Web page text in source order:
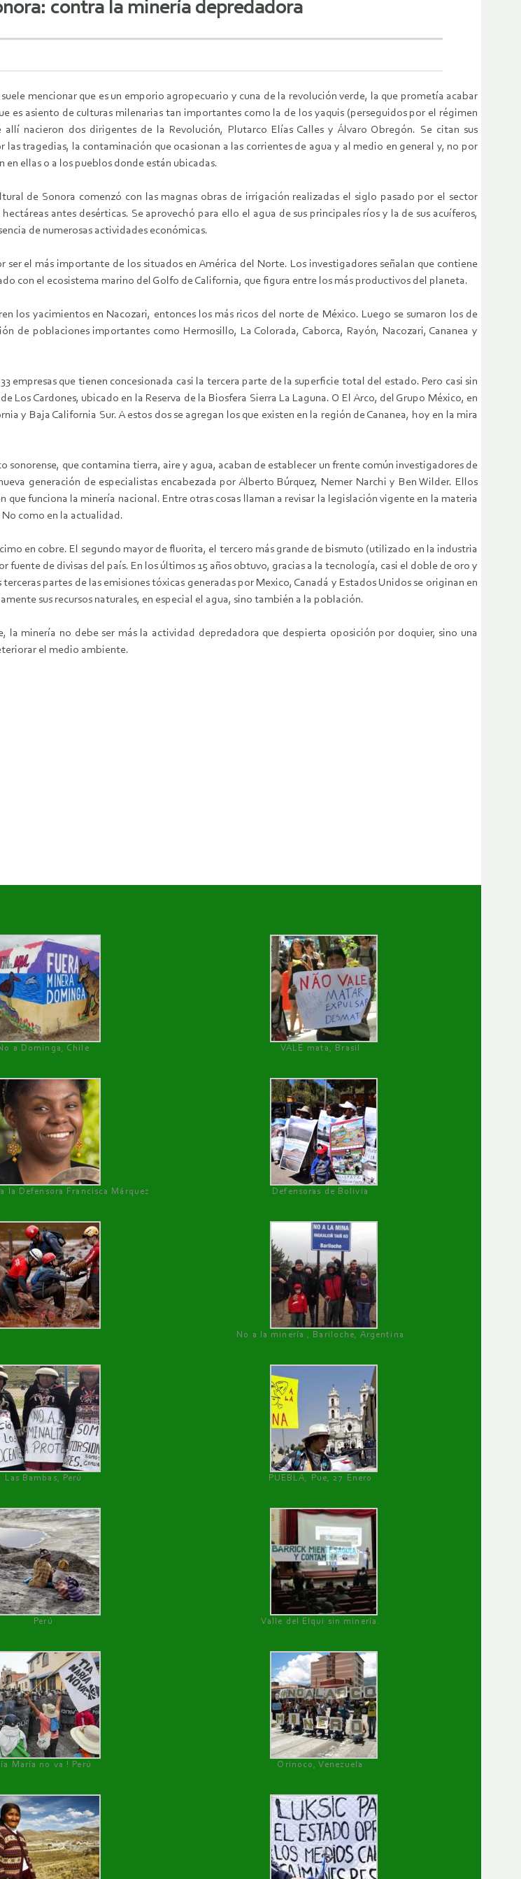
contra la minería depredadora
mencionar que es un emporio agropecuario y cuna de la revolución verde, la que prometía acabar
es asiento de culturas milenarias tan importantes como la de los yaquis (perseguidos por el régimen
nacieron dos dirigentes de la Revolución, Plutarco Elías Calles y Álvaro Obregón. Se citan sus
las tragedias, la contaminación que ocasionan a las corrientes de agua y al medio en general y, no por
ellas o a los pueblos donde están ubicadas.
de Sonora comenzó con las magnas obras de irrigación realizadas el siglo pasado por el sector
antes desérticas. Se aprovechó para ello el agua de sus principales ríos y la de sus acuíferos,
de numerosas actividades económicas.
el más importante de los situados en América del Norte. Los investigadores señalan que contiene
con el ecosistema marino del Golfo de California, que figura entre los más productivos del planeta.
los yacimientos en Nacozari, entonces los más ricos del norte de México. Luego se sumaron los de
de poblaciones importantes como Hermosillo, La Colorada, Caborca, Rayón, Nacozari, Cananea y
que tienen concesionada casi la tercera parte de la superficie total del estado. Pero casi sin
Los Cardones, ubicado en la Reserva de la Biosfera Sierra La Laguna. O El Arco, del Grupo México, en
y Baja California Sur. A estos dos se agregan los que existen en la región de Cananea, hoy en la mira
que contamina tierra, aire y agua, acaban de establecer un frente común investigadores de
generación de especialistas encabezada por Alberto Búrquez, Nemer Narchi y Ben Wilder. Ellos
funciona la minería nacional. Entre otras cosas llaman a revisar la legislación vigente en la materia
como en la actualidad.
en cobre. El segundo mayor de fluorita, el tercero más grande de bismuto (utilizado en la industria
de divisas del país. En los últimos 15 años obtuvo, gracias a la tecnología, casi el doble de oro y
partes de las emisiones tóxicas generadas por Mexico, Canadá y Estados Unidos se originan en
sus recursos naturales, en especial el agua, sino también a la población.
la minería no debe ser más la actividad depredadora que despierta oposición por doquier, sino una
el medio ambiente.
a Dominga, Chile
VALE mata, Brasil
la Defensora Francisca Márquez Defensoras de Bolivia
No a la minería , Bariloche, Argentina
Las Bambas, Perú PUEBLA, Pue, 27 Enero
Perú Valle del Elqui sin minería.
María no va ! Perú Orinoco, Venezuela